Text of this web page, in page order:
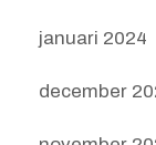
januari 2024
december